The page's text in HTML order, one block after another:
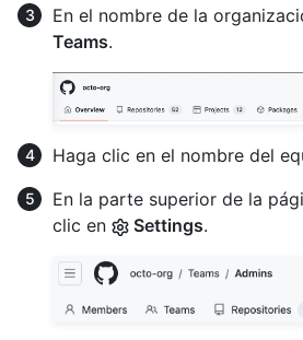
En el nombre de la
Teams.
Haga clic en el nombre del
En la parte superior de la
clic en
Settings.